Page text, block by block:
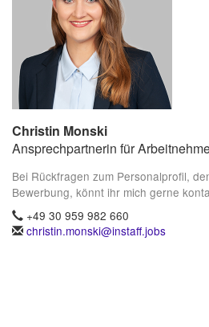
Christin Monski
Ansprechpartnerin für
Bei Rückfragen zum Personalprofil,
Bewerbung, könnt ihr mich gerne
+49 30 959 982 660
christin.monski@instaff.jobs